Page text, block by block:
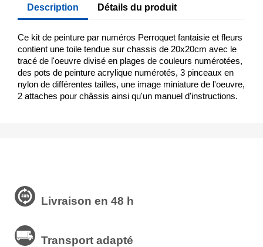
Description Détails du produit
Ce kit de peinture par numéros Perroquet fantaisie et fleurs
contient une toile tendue sur chassis de 20x20cm avec le
tracé de l'oeuvre divisé en plages de couleurs numérotées,
des pots de peinture acrylique numérotés, 3 pinceaux en
nylon de différentes tailles, une image miniature de l'oeuvre,
2 attaches pour châssis ainsi qu'un manuel d'instructions.
Livraison en 48 h
Transport adapté